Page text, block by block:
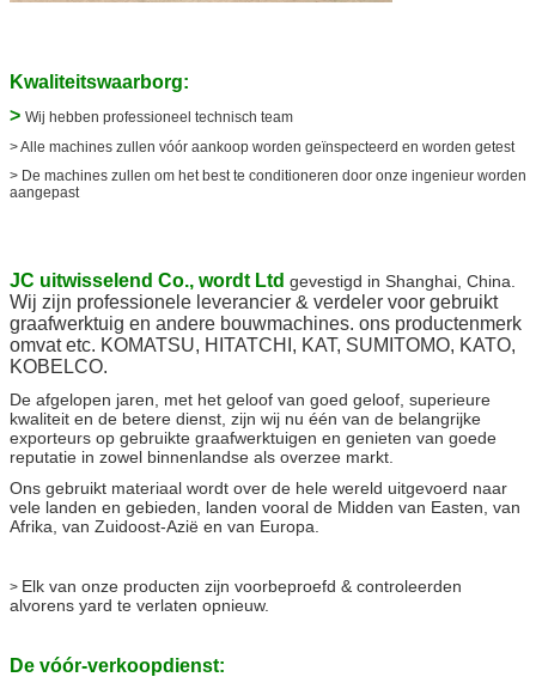
Kwaliteitswaarborg:
> Wij hebben professioneel technisch team
> Alle machines zullen vóór aankoop worden geïnspecteerd en worden getest
> De machines zullen om het best te conditioneren door onze ingenieur worden
aangepast
JC uitwisselend Co., wordt Ltd gevestigd in Shanghai, China
Wij zijn professionele leverancier & verdeler voor gebruikt
graafwerktuig en andere bouwmachines. ons productenmerk
omvat etc. KOMATSU, HITATCHI, KAT, SUMITOMO, KATO,
KOBELCO.
De afgelopen jaren, met het geloof van goed geloof, superieure
kwaliteit en de betere dienst, zijn wij nu één van de belangrijke
exporteurs op gebruikte graafwerktuigen en genieten van goede
reputatie in zowel binnenlandse als overzee markt.
Ons gebruikt materiaal wordt over de hele wereld uitgevoerd naar
vele landen en gebieden, landen vooral de Midden van Easten, van
Afrika, van Zuidoost-Azië en van Europa.
> Elk van onze producten zijn voorbeproefd & controleerden
alvorens yard te verlaten opnieuw.
De vóór-verkoopdienst: